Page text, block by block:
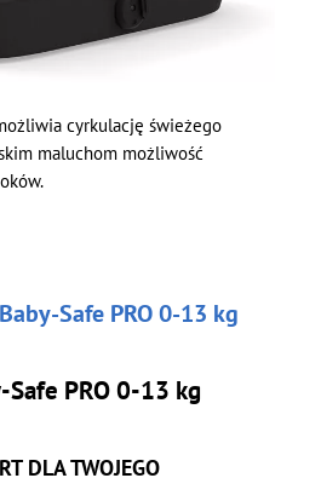
cyrkulację świeżego
maluchom możliwość
Safe PRO 0-13 kg
PRO 0-13 kg
DLA TWOJEGO